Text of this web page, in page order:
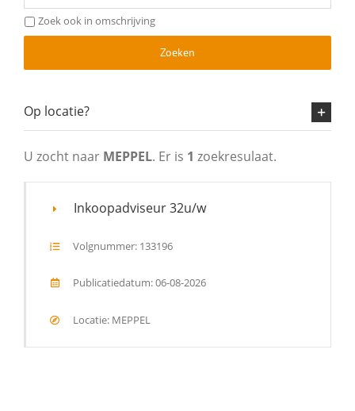
Zoek ook in omschrijving
Zoeken
Op locatie?
U zocht naar MEPPEL. Er is 1 zoekresulaat.
Inkoopadviseur 32u/w
Volgnummer: 133196
Publicatiedatum: 06-08-2026
Locatie: MEPPEL